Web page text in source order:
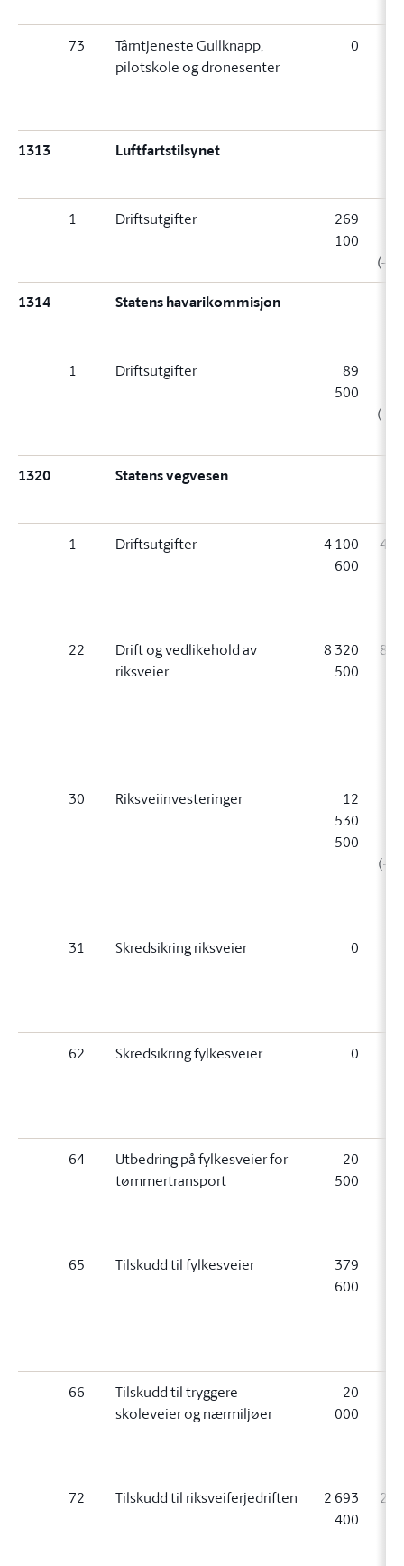
73
Tårntjeneste Gullknapp,
pilotskole og dronesenter
0
1313 Luftfartstilsynet
1 Driftsutgifter
269
100
(-
1314 Statens havarikommisjon
1 Driftsutgifter
89
500
(-
1320 Statens vegvesen
1 Driftsutgifter
4 100
600
4
22
Drift og vedlikehold av
riksveier
8 320
500
8
30 Riksveiinvesteringer
12
530
500
31 Skredsikring riksveier 0
62 Skredsikring fylkesveier 0
64
Utbedring på fylkesveier for
tømmertransport
20
500
65 Tilskudd til fylkesveier
379
600
66
Tilskudd til tryggere
skoleveier og nærmiljøer
20
000
72 Tilskudd til riksveiferjedriften
2 693
400
2